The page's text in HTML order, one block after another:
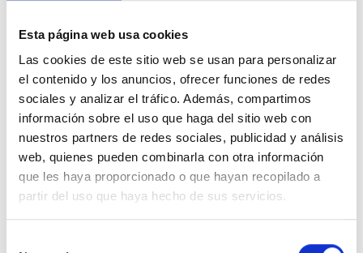
Esta página web usa cookies
Las cookies de este sitio web se usan para personalizar
el contenido y los anuncios, ofrecer funciones de redes
sociales y analizar el tráfico. Además, compartimos
información sobre el uso que haga del sitio web con
nuestros partners de redes sociales, publicidad y análisis
web, quienes pueden combinarla con otra información
que les haya proporcionado o que hayan recopilado a
partir del uso que haya hecho de sus servicios.
Compact y ARISTON Pocket
Detalles del producto
Comentarios
También podría interesarle
-48% -54,3%